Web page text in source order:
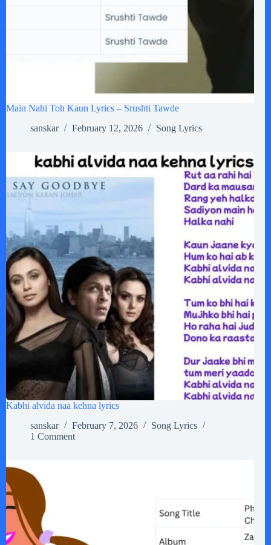
Main Nahi Toh Kaun Lyrics – Srushti Tawde
sanskar
February 12, 2026 Song Lyrics
Kabhi alvida naa kehna lyrics
sanskar
February 7, 2026
Song Lyrics
1 Comment